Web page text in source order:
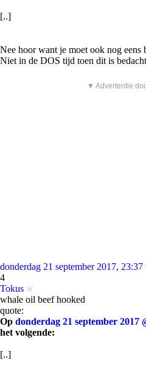
[..]
Nee hoor want je moet ook nog eens
Niet in de DOS tijd toen dit is
▼ Advertentie
donderdag 21 september 2017, 23:37
4
Tokus
whale oil beef hooked
quote:
Op donderdag 21 september 2017
het volgende:
[..]